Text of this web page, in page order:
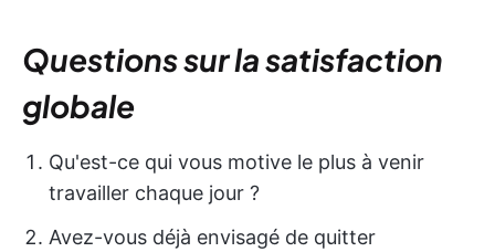
Questions sur la satisfaction
globale
Qu'est-ce qui vous motive le plus à venir
travailler chaque jour ?
Avez-vous déjà envisagé de quitter